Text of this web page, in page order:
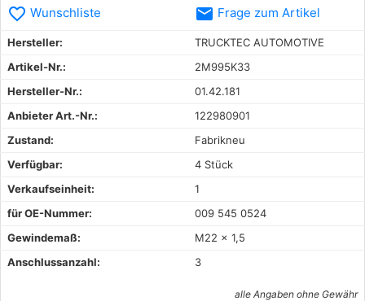
favorite_border Wunschliste email Frage zum Artikel
Hersteller:
TRUCKTEC AUTOMOTIVE
Artikel-Nr.:
2M995K33
Hersteller-Nr.:
01.42.181
Anbieter Art.-Nr.:
122980901
Zustand:
Fabrikneu
Verfügbar:
4 Stück
Verkaufseinheit:
1
für OE-Nummer:
009 545 0524
Gewindemaß:
M22 x 1,5
Anschlussanzahl:
3
alle Angaben ohne Gewähr